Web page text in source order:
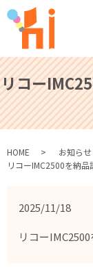
リコー
HOME
お知らせ
リコーIMC2500を納
2025/11/18
リコー